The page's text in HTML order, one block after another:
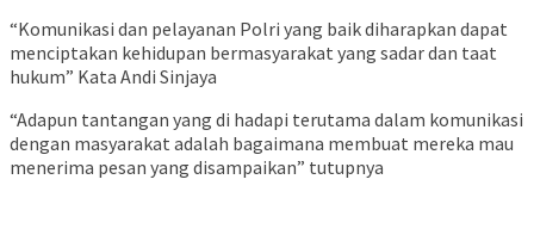
“Komunikasi dan pelayanan Polri yang baik diharapkan dapat
menciptakan kehidupan bermasyarakat yang sadar dan taat
hukum” Kata Andi Sinjaya
“Adapun tantangan yang di hadapi terutama dalam komunikasi
dengan masyarakat adalah bagaimana membuat mereka mau
menerima pesan yang disampaikan” tutupnya